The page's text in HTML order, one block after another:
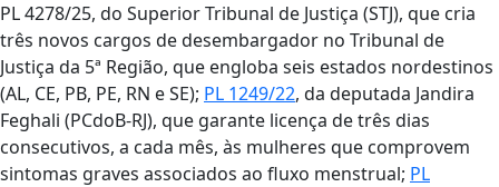
PL 4278/25, do Superior Tribunal de Justiça (STJ), que cria
três novos cargos de desembargador no Tribunal de
Justiça da 5ª Região, que engloba seis estados nordestinos
(AL, CE, PB, PE, RN e SE); PL 1249/22, da deputada Jandira
Feghali (PCdoB-RJ), que garante licença de três dias
consecutivos, a cada mês, às mulheres que comprovem
sintomas graves associados ao fluxo menstrual; PL